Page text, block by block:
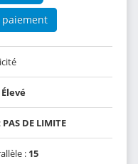
paiement
Élevé
PAS DE LIMITE
: 15